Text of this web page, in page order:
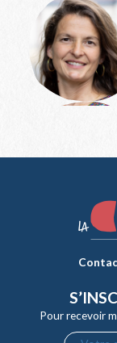
Pour recevoir